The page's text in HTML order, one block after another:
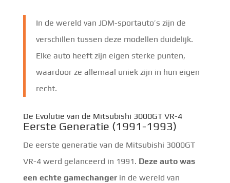
In de wereld van JDM-sportauto’s zijn de
verschillen tussen deze modellen duidelijk.
Elke auto heeft zijn eigen sterke punten,
waardoor ze allemaal uniek zijn in hun eigen
recht.
De Evolutie van de Mitsubishi 3000GT VR-4
Eerste Generatie (1991-1993)
De eerste generatie van de Mitsubishi 3000GT
VR-4 werd gelanceerd in 1991. Deze auto was
een echte gamechangerin de wereld van